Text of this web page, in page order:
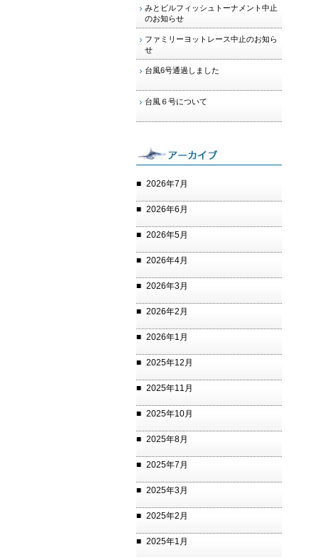
みとビルフィッシュトーナメント中止
のお知らせ
ファミリーヨットレース中止のお知ら
せ
台風6号通過しました
台風６号について
2026年7月
2026年6月
2026年5月
2026年4月
2026年3月
2026年2月
2026年1月
2025年12月
2025年11月
2025年10月
2025年8月
2025年7月
2025年3月
2025年2月
2025年1月